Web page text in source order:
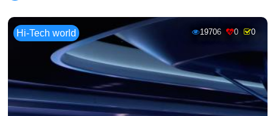
Hi-Tech world 19706 0 0